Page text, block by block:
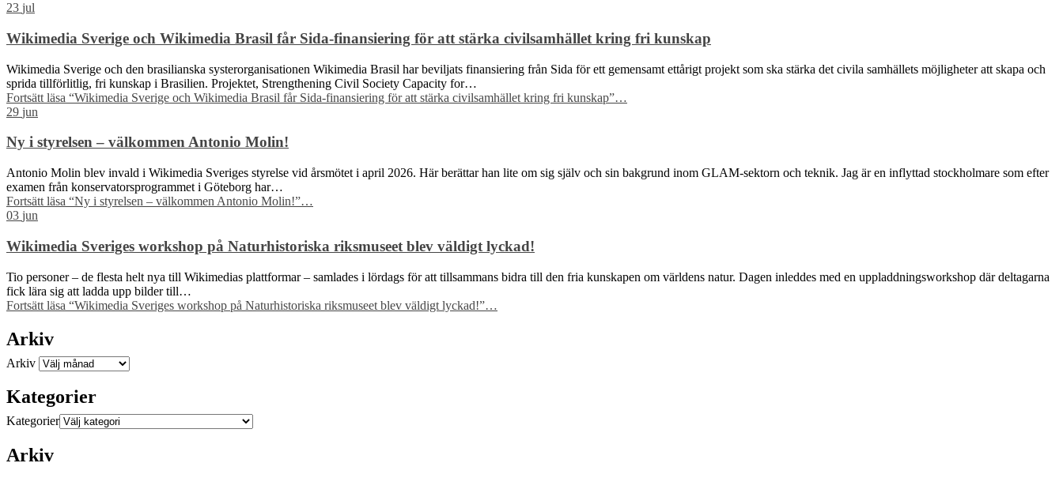
23 jul
Wikimedia Sverige och Wikimedia Brasil får Sida-finansiering för att stärka civilsamhället kring fri kunskap
Wikimedia Sverige och den brasilianska systerorganisationen Wikimedia Brasil har beviljats finansiering från Sida för ett gemensamt ettårigt projekt som ska stärka det civila samhällets möjligheter att skapa och
sprida tillförlitlig, fri kunskap i Brasilien. Projektet, Strengthening Civil Society Capacity for…
Fortsätt läsa “Wikimedia Sverige och Wikimedia Brasil får Sida-finansiering för att stärka civilsamhället kring fri kunskap”…
29 jun
Ny i styrelsen – välkommen Antonio Molin!
Antonio Molin blev invald i Wikimedia Sveriges styrelse vid årsmötet i april 2026. Här berättar han lite om sig själv och sin bakgrund inom GLAM-sektorn och teknik. Jag är en inflyttad stockholmare som efter
examen från konservatorsprogrammet i Göteborg har…
Fortsätt läsa “Ny i styrelsen – välkommen Antonio Molin!”…
03 jun
Wikimedia Sveriges workshop på Naturhistoriska riksmuseet blev väldigt lyckad!
Tio personer – de flesta helt nya till Wikimedias plattformar – samlades i lördags för att tillsammans bidra till den fria kunskapen om världens natur. Dagen inleddes med en uppladdningsworkshop där deltagarna
fick lära sig att ladda upp bilder till…
Fortsätt läsa “Wikimedia Sveriges workshop på Naturhistoriska riksmuseet blev väldigt lyckad!”…
Arkiv
Arkiv
Kategorier
Kategorier
Arkiv